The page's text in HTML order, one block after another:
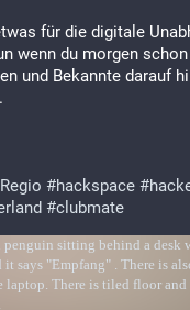
für die digitale
wenn du morgen
und Bekannte darauf
#hackspace #
#clubmate